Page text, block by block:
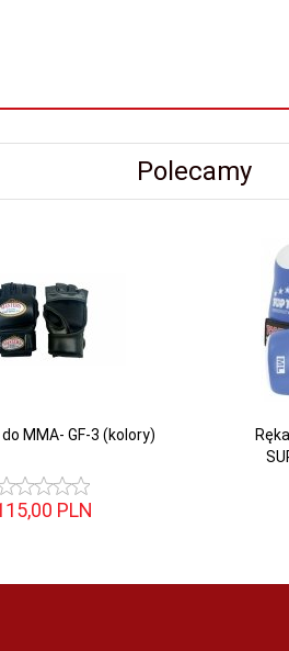
Polecamy
MMA- GF-3 (kolory)
00 PLN